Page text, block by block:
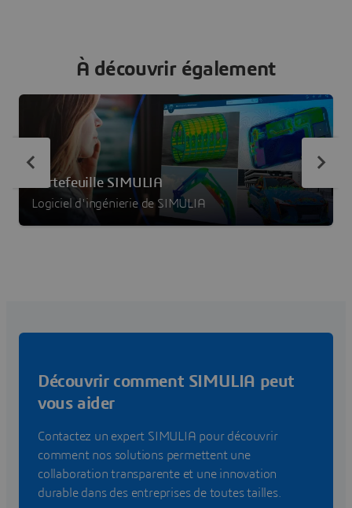
À découvrir également
Portefeuille SIMULIA
Logiciel d'ingénierie de SIMULIA
Découvrir comment SIMULIA peut
vous aider
Contactez un expert SIMULIA pour découvrir
comment nos solutions permettent une
collaboration transparente et une innovation
durable dans des entreprises de toutes tailles.